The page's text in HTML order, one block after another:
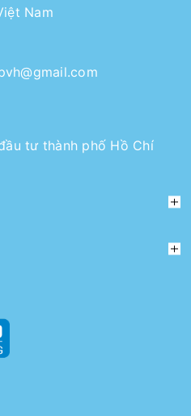
Nam
tư thành phố Hồ Chí